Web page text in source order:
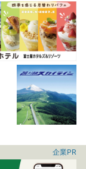
企業PR